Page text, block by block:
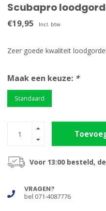
Scubapro
€19,95 Incl. btw
Zeer goede kwaliteit
Maak een keuze: *
Standaard
Voor 13:00 besteld,
VRAGEN?
bel 071-4087776